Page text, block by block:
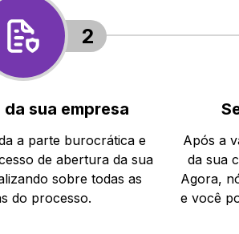
2
sua empresa
a parte burocrática e
de abertura da sua
sobre todas as
do processo.
Após a
da sua
Agora,
e você